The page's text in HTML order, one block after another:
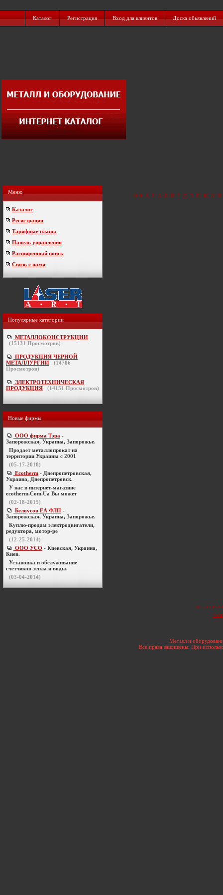
Каталог Регистрация Вход для клиентов Доска обьявлений
Меню
Каталог
Регистрация
Тарифные планы
Панель управления
Расширенный поиск
Связь с нами
Популярные категории
МЕТАЛЛОКОНСТРУКЦИИ
(15131 Просмотров)
ПРОДУКЦИЯ ЧЕРНОЙ
МЕТАЛЛУРГИИ
(14786
Просмотров)
ЭЛЕКТРОТЕХНИЧЕСКАЯ
ПРОДУКЦИЯ
(14151 Просмотров)
Новые фирмы
ООО фирма Тэра -
Запорожская, Украина, Запорожье.
Продает металлопрокат на
территории Украины с 2001
(05-17-2018)
Ecotherm - Днепропетровская,
Украина, Днепропетровск.
У нас в интернет-магазине
ecotherm.Com.Ua Вы может
(02-18-2015)
Белоусов ЕА ФЛП -
Запорожская, Украина, Запорожье.
Куплю-продам электродвигатели,
редуктора, мотор-ре
(12-25-2014)
ООО УСО - Киевская, Украина,
Киев.
Установка и обслуживание
счетчиков тепла и воды.
(03-04-2014)
0-9 A-Z А Б В Г Д Е Ё Ж З И
остановка
Металл и
Все права защищены. При